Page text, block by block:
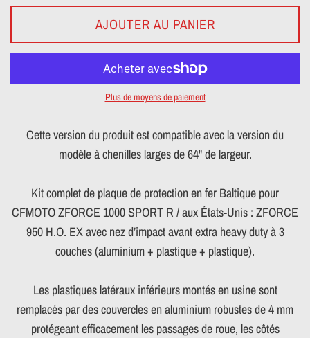
AJOUTER AU PANIER
Plus de moyens de paiement
Cette version du produit est compatible avec la version du
modèle à chenilles larges de 64" de largeur.
Kit complet de plaque de protection en fer Baltique pour
CFMOTO ZFORCE 1000 SPORT R / aux États-Unis : ZFORCE
950 H.O. EX avec nez d’impact avant extra heavy duty à 3
couches (aluminium + plastique + plastique).
Les plastiques latéraux inférieurs montés en usine sont
remplacés par des couvercles en aluminium robustes de 4 mm
protégeant efficacement les passages de roue, les côtés